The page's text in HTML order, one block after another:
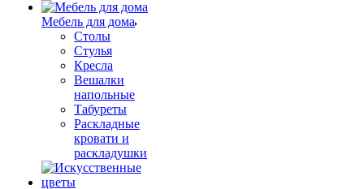
Мебель для дома
Столы
Стулья
Кресла
Вешалки
напольные
Табуреты
Раскладные
кровати и
раскладушки